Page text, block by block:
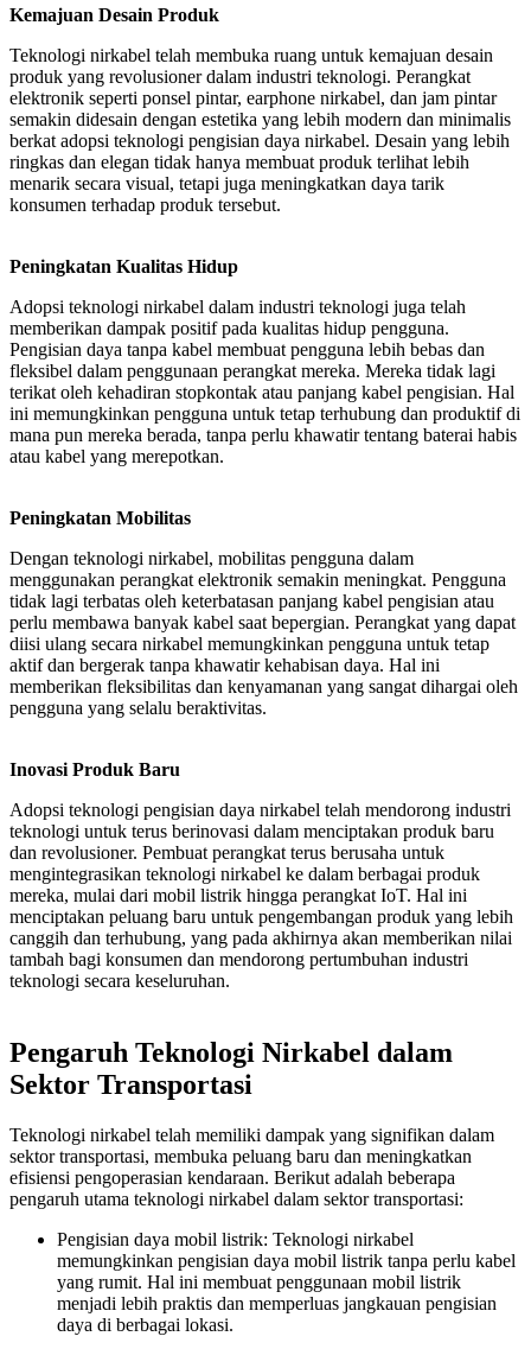
Kemajuan Desain Produk
Teknologi nirkabel telah membuka ruang untuk kemajuan desain
produk yang revolusioner dalam industri teknologi. Perangkat
elektronik seperti ponsel pintar, earphone nirkabel, dan jam pintar
semakin didesain dengan estetika yang lebih modern dan minimalis
berkat adopsi teknologi pengisian daya nirkabel. Desain yang lebih
ringkas dan elegan tidak hanya membuat produk terlihat lebih
menarik secara visual, tetapi juga meningkatkan daya tarik
konsumen terhadap produk tersebut.
Peningkatan Kualitas Hidup
Adopsi teknologi nirkabel dalam industri teknologi juga telah
memberikan dampak positif pada kualitas hidup pengguna.
Pengisian daya tanpa kabel membuat pengguna lebih bebas dan
fleksibel dalam penggunaan perangkat mereka. Mereka tidak lagi
terikat oleh kehadiran stopkontak atau panjang kabel pengisian. Hal
ini memungkinkan pengguna untuk tetap terhubung dan produktif di
mana pun mereka berada, tanpa perlu khawatir tentang baterai habis
atau kabel yang merepotkan.
Peningkatan Mobilitas
Dengan teknologi nirkabel, mobilitas pengguna dalam
menggunakan perangkat elektronik semakin meningkat. Pengguna
tidak lagi terbatas oleh keterbatasan panjang kabel pengisian atau
perlu membawa banyak kabel saat bepergian. Perangkat yang dapat
diisi ulang secara nirkabel memungkinkan pengguna untuk tetap
aktif dan bergerak tanpa khawatir kehabisan daya. Hal ini
memberikan fleksibilitas dan kenyamanan yang sangat dihargai oleh
pengguna yang selalu beraktivitas.
Inovasi Produk Baru
Adopsi teknologi pengisian daya nirkabel telah mendorong industri
teknologi untuk terus berinovasi dalam menciptakan produk baru
dan revolusioner. Pembuat perangkat terus berusaha untuk
mengintegrasikan teknologi nirkabel ke dalam berbagai produk
mereka, mulai dari mobil listrik hingga perangkat IoT. Hal ini
menciptakan peluang baru untuk pengembangan produk yang lebih
canggih dan terhubung, yang pada akhirnya akan memberikan nilai
tambah bagi konsumen dan mendorong pertumbuhan industri
teknologi secara keseluruhan.
Pengaruh Teknologi Nirkabel dalam
Sektor Transportasi
Teknologi nirkabel telah memiliki dampak yang signifikan dalam
sektor transportasi, membuka peluang baru dan meningkatkan
efisiensi pengoperasian kendaraan. Berikut adalah beberapa
pengaruh utama teknologi nirkabel dalam sektor transportasi:
Pengisian daya mobil listrik: Teknologi nirkabel
memungkinkan pengisian daya mobil listrik tanpa perlu kabel
yang rumit. Hal ini membuat penggunaan mobil listrik
menjadi lebih praktis dan memperluas jangkauan pengisian
daya di berbagai lokasi.